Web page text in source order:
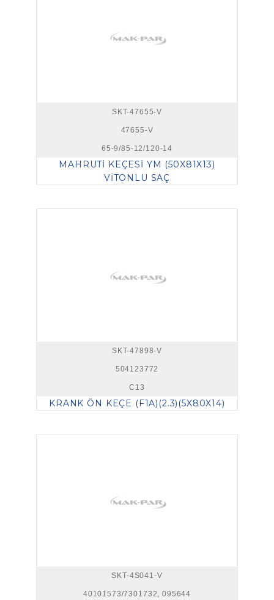
SKT-47655-V
47655-V
65-9/85-12/120-14
MAHRUTİ KEÇESİ YM (50X81X13)
VİTONLU SAÇ
SKT-47898-V
504123772
C13
KRANK ÖN KEÇE (F1A)(2.3)(5X80X14)
SKT-4S041-V
40101573/7301732, 095644